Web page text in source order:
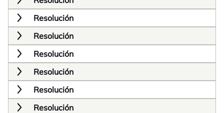
Resolución
Resolución
Resolución
Resolución
Resolución
Resolución